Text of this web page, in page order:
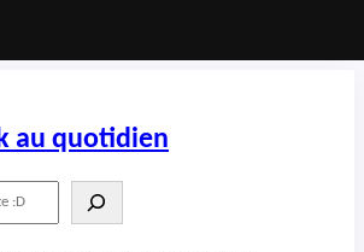
au quotidien